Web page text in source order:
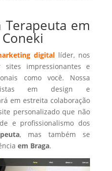
em
digital líder, nos
sites impressionantes e
como você. Nossa
em design e
em estreita colaboração
personalizado que não
e profissionalismo dos
, mas também se
em Braga.